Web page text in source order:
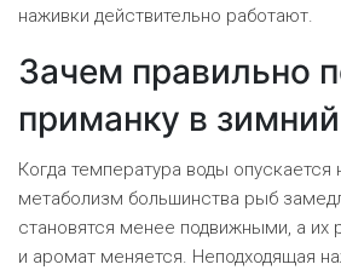
наживки действительно работают.
Зачем правильно
приманку в
Когда температура воды опускается
метаболизм большинства рыб
становятся менее подвижными, а их
и аромат меняется. Неподходящая